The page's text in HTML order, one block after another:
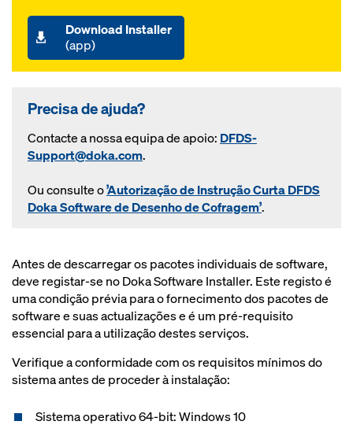
Download Installer
(app)
Precisa de ajuda?
Contacte a nossa equipa de apoio: DFDS-
Support@doka.com.
Ou consulte o’Autorização de Instrução Curta DFDS
Doka Software de Desenho de Cofragem’.
Antes de descarregar os pacotes individuais de software,
deve registar-se no Doka Software Installer. Este registo é
uma condição prévia para o fornecimento dos pacotes de
software e suas actualizações e é um pré-requisito
essencial para a utilização destes serviços.
Verifique a conformidade com os requisitos mínimos do
sistema antes de proceder à instalação:
Sistema operativo 64-bit: Windows 10